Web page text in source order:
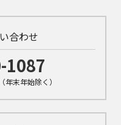
合わせ
1087
末年始除く）